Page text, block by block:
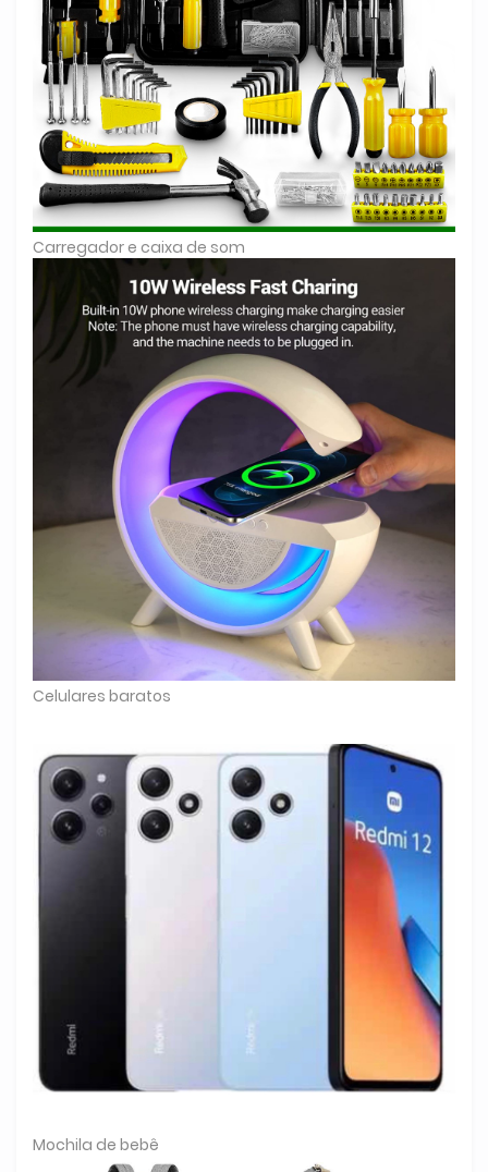
Carregador e caixa de som
Celulares baratos
Mochila de bebê